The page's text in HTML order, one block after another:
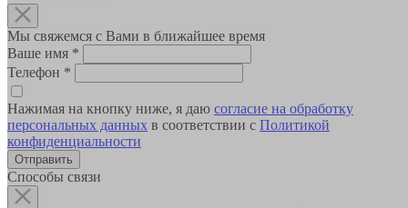
Мы свяжемся с Вами в ближайшее время
Ваше имя *
Телефон *
Нажимая на кнопку ниже, я даю согласие на обработку
персональных данных в соответствии с Политикой
конфиденциальности
Способы связи